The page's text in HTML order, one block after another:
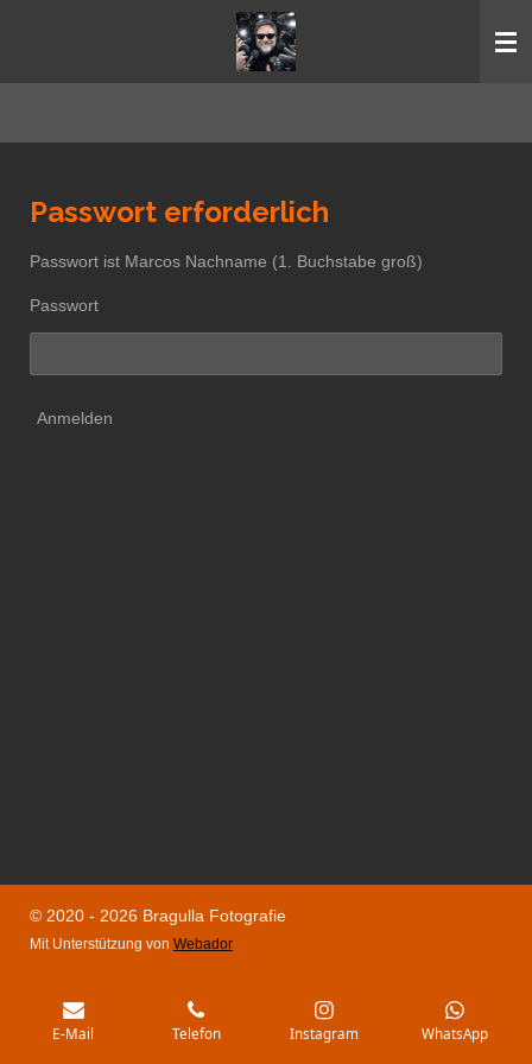
Passwort erforderlich
Passwort ist Marcos Nachname (1. Buchstabe groß)
Passwort
Anmelden
© 2020 - 2026 Bragulla Fotografie
Mit Unterstützung von Webador
E-Mail Telefon Instagram WhatsApp